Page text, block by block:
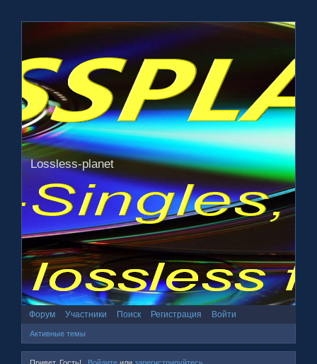
Lossless-planet
Форум Участники Поиск Регистрация Войти
Активные темы